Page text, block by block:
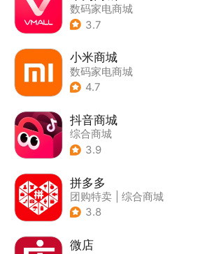
数码家电商城
3.7
小米商城
数码家电商城
4.7
抖音商城
综合商城
3.9
拼多多
团购特卖
综合商城
3.8
微店